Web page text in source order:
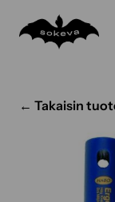
sisältöön
← Takaisin